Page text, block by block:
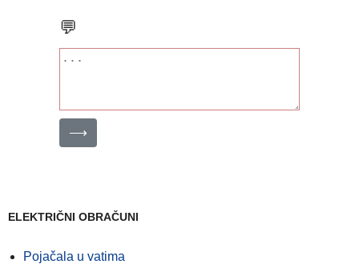
💬
⟶
ELEKTRIČNI OBRAČUNI
Pojačala u vatima